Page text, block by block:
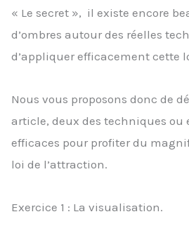
« Le secret », il existe encore
d’ombres autour des réelles
d’appliquer efficacement cette
Nous vous proposons donc de
article, deux des techniques ou
efficaces pour profiter du
loi de l’attraction.
Exercice 1 : La visualisation.